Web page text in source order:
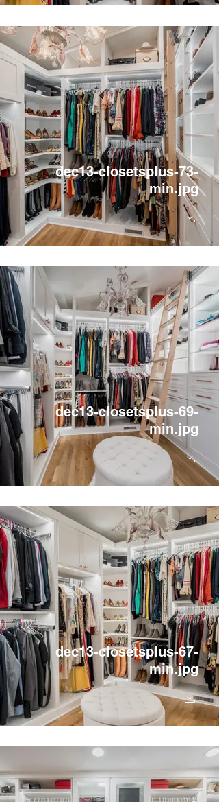
dec13-closetsplus-73-
min.jpg
dec13-closetsplus-69-
min.jpg
dec13-closetsplus-67-
min.jpg